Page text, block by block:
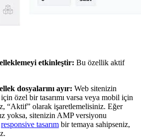
etkinleştir: Bu özellik aktif
dosyalarını ayır: Web sitenizin
özel bir tasarımı varsa veya mobil için
“Aktif” olarak işaretlemelisiniz. Eğer
yoksa, sitenizin AMP versiyonu
responsive tasarım bir temaya sahipseniz,